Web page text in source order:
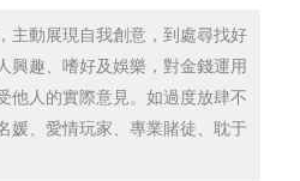
，主動展現自我創意，到處尋找好
興趣、嗜好及娛樂，對金錢運用
他人的實際意見。如過度放肆不
媛、愛情玩家、專業賭徒、耽于